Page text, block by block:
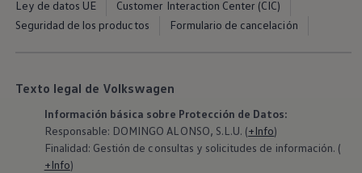
Exclusivo para empresas
Volkswagen Taxis
Todo sobre ID.
Cambiando a la movilidad eléctrica
Actualización de Software ID.
Carga y autonomía
¿Cuántos kilómetros puedo recorrer?
Dónde recargar
Ley de datos UE
Customer Interaction Center (CIC)
Seguridad de los productos
Formulario de cancelación
Texto legal de Volkswagen
Información básica sobre Protección de Datos:
Responsable: DOMINGO ALONSO, S.L.U. (+Info)
Finalidad: Gestión de consultas y solicitudes de información. (
+Info)